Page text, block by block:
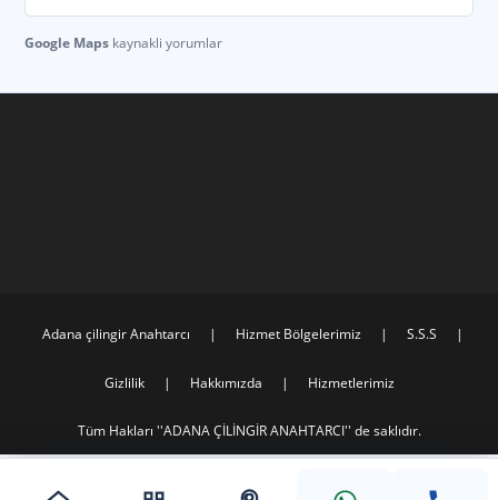
Google Maps kaynakli yorumlar
Adana çilingir Anahtarcı Hizmet Bölgelerimiz S.S.S
Gizlilik Hakkımızda Hizmetlerimiz
Tüm Hakları ''ADANA ÇİLİNGİR ANAHTARCI'' de saklıdır.